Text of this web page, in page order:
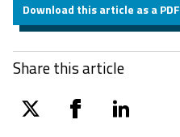
Download this article as a PDF
Share this article
twitter facebooklinkedin